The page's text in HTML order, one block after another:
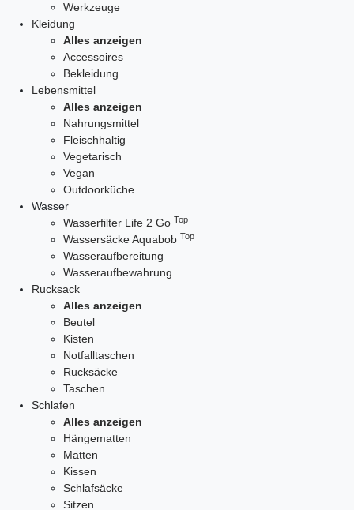
Werkzeuge
Kleidung
Alles anzeigen
Accessoires
Bekleidung
Lebensmittel
Alles anzeigen
Nahrungsmittel
Fleischhaltig
Vegetarisch
Vegan
Outdoorküche
Wasser
Wasserfilter Life 2 Go Top
Wassersäcke Aquabob Top
Wasseraufbereitung
Wasseraufbewahrung
Rucksack
Alles anzeigen
Beutel
Kisten
Notfalltaschen
Rucksäcke
Taschen
Schlafen
Alles anzeigen
Hängematten
Matten
Kissen
Schlafsäcke
Sitzen